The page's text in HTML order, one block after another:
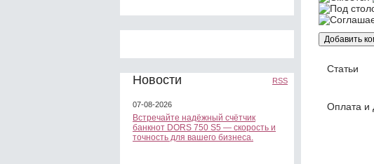
Новости RSS
07-08-2026
Встречайте надёжный счётчик
банкнот DORS 750 S5 — скорость и
точность для вашего бизнеса.
Статьи
Оплата и